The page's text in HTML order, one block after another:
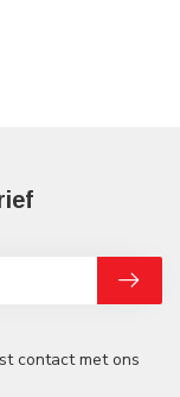
contact met ons